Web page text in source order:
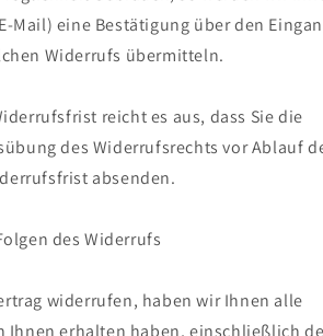
Mail) eine Bestätigung über den
Widerrufs übermitteln.
reicht es aus, dass Sie die
des Widerrufsrechts vor Ablauf
absenden.
des Widerrufs
widerrufen, haben wir Ihnen alle
Ihnen erhalten haben, einschließlich